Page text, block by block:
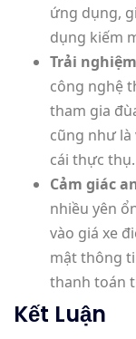
ứng dụng,
dụng kiếm
Trải
công nghệ
tham gia
cũng như
cái thực thụ.
Cảm giác
nhiều yên
vào giá xe
mật thông
thanh toán
Kết Luận